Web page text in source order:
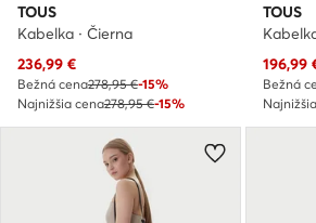
TOUS
Kabelka · Čierna
Aktuálna cena
236,99 €
Bežná cena278,95 €-15%
Najnižšia cena278,95 €-15%
TOUS
196,99
Bežná